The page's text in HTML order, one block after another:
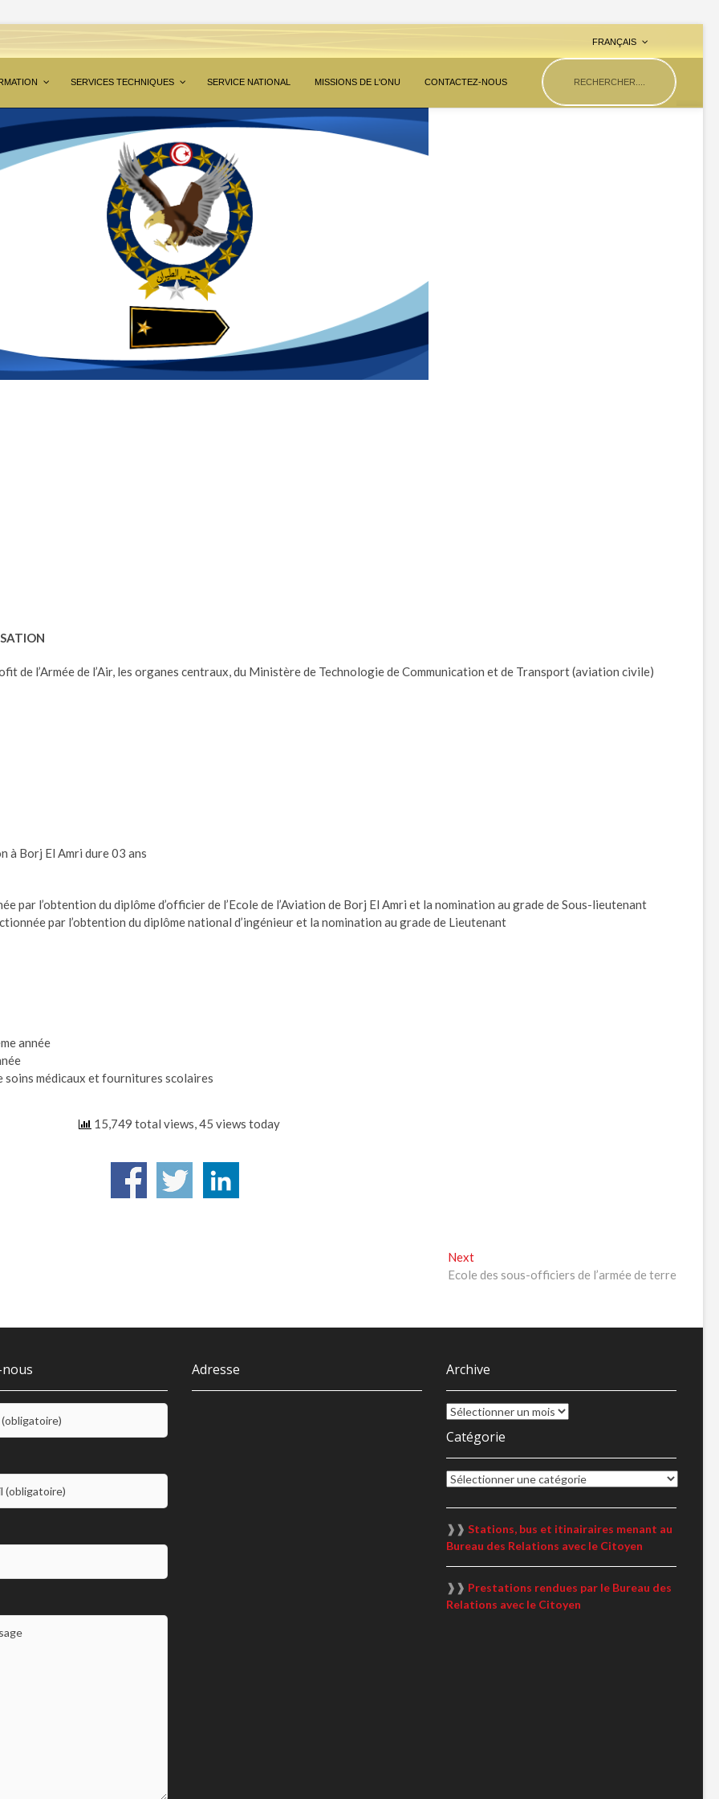
FRANÇAIS
SERVICES TECHNIQUES SERVICE NATIONAL MISSIONS DE L'ONU CONTACTEZ-NOUS
de l’Armée de l’Air, les organes centraux, du Ministère de Technologie de Communication et de Transport (aviation civile)
à Borj El Amri dure 03 ans
par l’obtention du diplôme d’officier de l’Ecole de l’Aviation de Borj El Amri et la nomination au grade de Sous-lieutenant
par l’obtention du diplôme national d’ingénieur et la nomination au grade de Lieutenant
année
soins médicaux et fournitures scolaires
15,749 total views, 45 views today
NextNext
post:
Ecole des sous-officiers de l’armée de terre
Adresse Archive
Archive
Catégorie
Catégorie
❱❱Stations, bus et itinairaires menant au
Bureau des Relations avec le Citoyen
❱❱ Prestations rendues par le Bureau des
Relations avec le Citoyen